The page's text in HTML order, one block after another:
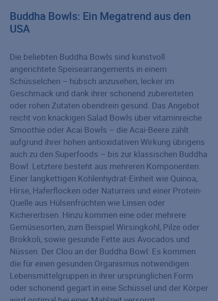
Buddha Bowls: Ein Megatrend aus den
USA
Die beliebten Buddha Bowls sind kunstvoll
angerichtete Speisearrangements in einem
Schüsselchen – hübsch anzusehen, lecker im
Geschmack und dank ihrer schonend zubereiteten
oder rohen Zutaten obendrein gesund. Das Angebot
reicht von knackigen Salad Bowls über vitaminreiche
Smoothie oder Acai Bowls – die Acai-Beere zählt
aufgrund ihrer hohen antioxidativen Wirkung übrigens
auch zu den Superfoods – bis zur klassischen Buddha
Bowl. Letztere besteht aus mehreren Komponenten:
Einer langkettigen Kohlenhydrat-Einheit wie Quinoa,
Hirse, Haferflocken oder Naturreis und einer Protein-
Quelle aus Hülsenfrüchten wie Linsen oder
Kichererbsen. Hinzu kommen eine oder mehrere
Gemüsesorten, zum Beispiel Wirsingkohl, Pilze oder
Brokkoli, sowie gesunde Fette aus Avocados und
Nüssen. Der Clou an der Buddha Bowl: Es kommen
die für einen gesunden Organismus notwendigen
Lebensmittelgruppen in ihrer ursprünglichen Form
oder schonend gegart in eine Schüssel und der Körper